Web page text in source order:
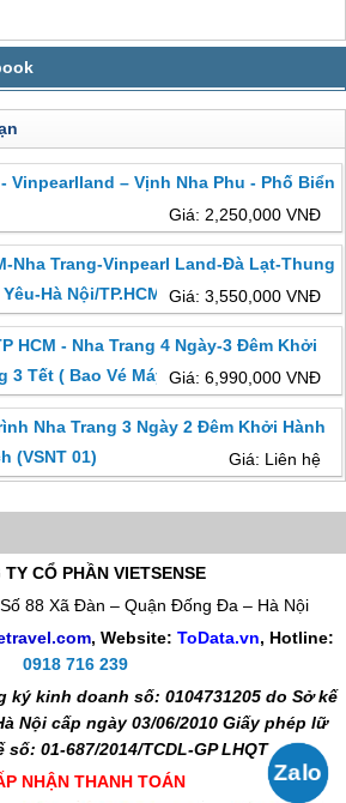
Vinpearlland – Vịnh Nha Phu - Phố Biển
Giá: 2,250,000 VNĐ
Nha Trang-Vinpearl Land-Đà Lạt-Thung
Hà Nội/TP.HCM
Giá: 3,550,000 VNĐ
HCM - Nha Trang 4 Ngày-3 Đêm Khởi
3 Tết ( Bao Vé Máy Bay)Giá: 6,990,000 VNĐ
Nha Trang 3 Ngày 2 Đêm Khởi Hành
(VSNT 01)
Giá: Liên hệ
TY CỔ PHẦN VIETSENSE
Số 88 Xã Đàn – Quận Đống Đa – Hà Nội
, Website: ToData.vn, Hotline:
0918 716 239
ký kinh doanh số: 0104731205 do Sở kế
Nội cấp ngày 03/06/2010 Giấy phép lữ
01-687/2014/TCDL-GP LHQT
NHẬN THANH TOÁN